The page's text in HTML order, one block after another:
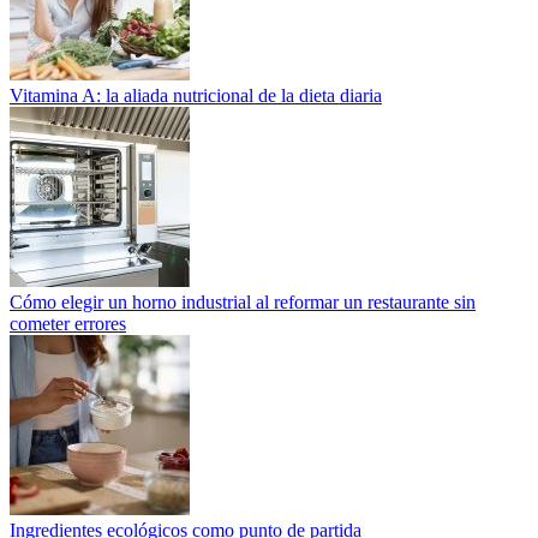
Vitamina A: la aliada nutricional de la dieta diaria
Cómo elegir un horno industrial al reformar un restaurante sin
cometer errores
Ingredientes ecológicos como punto de partida